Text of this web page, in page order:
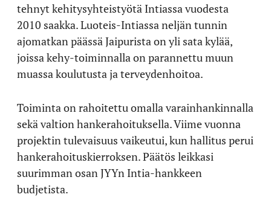
tehnyt kehitysyhteistyötä Intiassa vuodesta
2010 saakka. Luoteis-Intiassa neljän tunnin
ajomatkan päässä Jaipurista on yli sata kylää,
joissa kehy-toiminnalla on parannettu muun
muassa koulutusta ja terveydenhoitoa.
Toiminta on rahoitettu omalla varainhankinnalla
sekä valtion hankerahoituksella. Viime vuonna
projektin tulevaisuus vaikeutui, kun hallitus perui
hankerahoituskierroksen. Päätös leikkasi
suurimman osan JYYn Intia-hankkeen
budjetista.